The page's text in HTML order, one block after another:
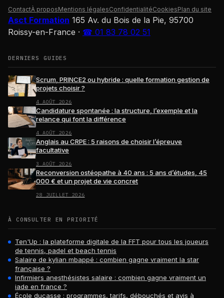
ContactÀ proposMentions légalesConfidentialitéCookiesPlan du site
Asct Formation 165 Av. du Bois de la Pie, 95700
Roissy-en-France · ☎ 01 83 78 02 51
DERNIERS GUIDES
Scrum, PRINCE2 ou hybride : quelle formation gestion de
projets choisir ?
4 AOÛT 2026
Candidature spontanée : la structure, l’exemple et la
relance qui font la différence
4 AOÛT 2026
Anglais au CRPE : 5 raisons de choisir l’épreuve
facultative
3 AOÛT 2026
Reconversion ostéopathe à 40 ans : 5 ans d’études, 45
000 € et un projet de vie concret
28 JUILLET 2026
À CONSULTER EN PRIORITÉ
Ten'Up : la plateforme digitale de la FFT pour tous les joueurs
de tennis, padel et beach tennis
Salaire de kylian mbappé : combien gagne vraiment la star
française ?
Infirmiers anesthésistes salaire : combien gagne vraiment un
iade en france ?
École ducasse : programmes, tarifs, débouchés et avis à